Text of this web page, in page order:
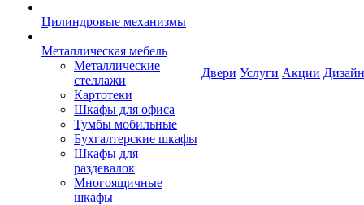
Цилиндровые механизмы
Металлическая мебель
Металлические
стеллажи
Картотеки
Шкафы для офиса
Тумбы мобильные
Бухгалтерские шкафы
Шкафы для
раздевалок
Многоящичные
шкафы
Двери Услуги Акции